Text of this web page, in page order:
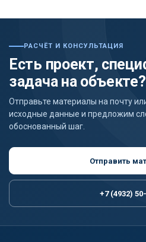
РАСЧЁТ И КОНСУЛЬТАЦИЯ
Есть проект,
задача на объекте?
Отправьте материалы на почту
исходные данные и предложим
обоснованный шаг.
Отправить
+7 (4932)